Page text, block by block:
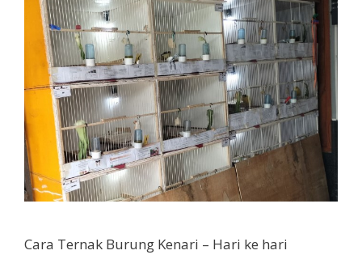
Cara Ternak Burung Kenari – Hari ke hari